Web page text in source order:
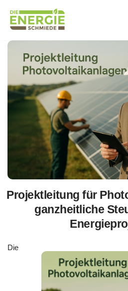
Zum
Inhalt
Projektleitung für
ganzheitliche
Die